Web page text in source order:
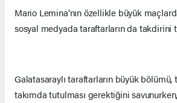
Mario Lemina’nın özellikle büyük
sosyal medyada taraftarların da takdirini
Galatasaraylı taraftarların büyük
takımda tutulması gerektiğini